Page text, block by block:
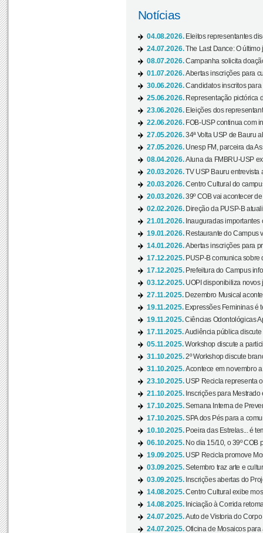
Notícias
04.08.2026. Eleitos representantes
24.07.2026.The Last Dance: O
08.07.2026.Campanha solicita
01.07.2026.Abertas inscrições para
30.06.2026.Candidatos inscritos
25.06.2026. Representação pictórica
23.06.2026. Eleições dos
22.06.2026. FOB-USP continua com
27.05.2026.34ª Volta USP de Bauru
27.05.2026. Unesp FM, parceira da
08.04.2026.Aluna da FMBRU-USP
20.03.2026.TV USP Bauru entrevista
20.03.2026.Centro Cultural do
20.03.2026.39º COB vai acontecer
02.02.2026. Direção da PUSP-B
21.01.2026. Inauguradas
19.01.2026. Restaurante do Campus
14.01.2026.Abertas inscrições para
17.12.2025. PUSP-B comunica sobre
17.12.2025. Prefeitura do Campus
03.12.2025. UOPI disponibiliza novos
27.11.2025. Dezembro Musical
19.11.2025. Expressões Femininas é
19.11.2025.Ciências Odontológicas
17.11.2025.Audiência pública
05.11.2025.Workshop discute a
31.10.2025.2º Workshop discute
31.10.2025.Acontece em novembro
23.10.2025. USP Recicla representa
21.10.2025. Inscrições para
17.10.2025.Semana Interna de
17.10.2025.SPA dos Pés para a
10.10.2025. Poeira das Estrelas... é
06.10.2025. No dia 15/10, o 39º COB
19.09.2025. USP Recicla promove
03.09.2025.Setembro traz arte e
03.09.2025. Inscrições abertas do
14.08.2025.Centro Cultural exibe
14.08.2025. Iniciação à Corrida
24.07.2025.Auto de Vistoria do
24.07.2025.Oficina de Mosaicos